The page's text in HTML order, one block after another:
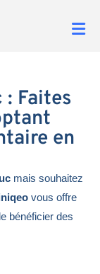
Faites
en
mais souhaitez
vous offre
bénéficier des